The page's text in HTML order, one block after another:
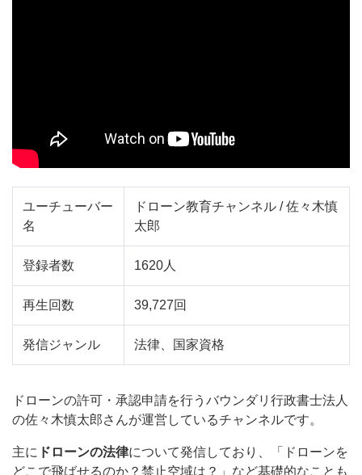
ユーチューバー
名
ドローン教育チャンネル / 佐々木慎
太郎
登録者数 1620人
再生回数 39,727回
発信ジャンル 法律、国家資格
ドローンの許可・承認申請を行うバウンダリ行政書士法人
の佐々木慎太郎さんが運営しているチャンネルです。
主に ドローンの法律について発信しており、「ドローンを
どこで飛ばせるのか？禁止空域は？」など基礎的なことも